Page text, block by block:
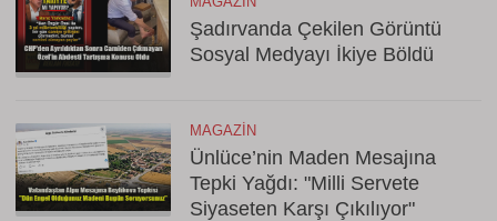
Şadırvanda Çekilen Görüntü
Sosyal Medyayı İkiye Böldü
MAGAZIN
Ünlüce’nin Maden Mesajına
Tepki Yağdı: "Milli Servete
Siyaseten Karşı Çıkılıyor"